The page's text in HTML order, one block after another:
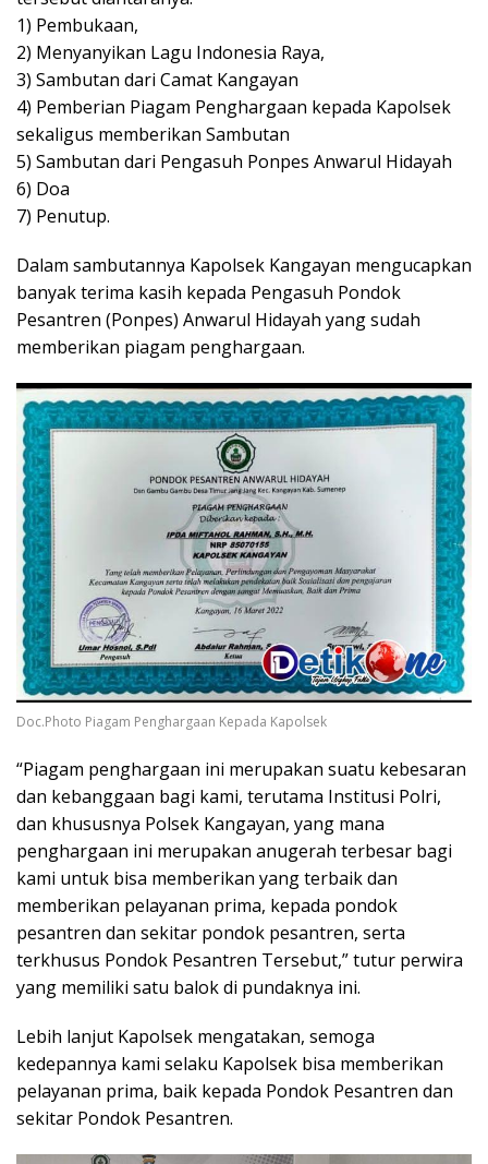
1) Pembukaan,
2) Menyanyikan Lagu Indonesia Raya,
3) Sambutan dari Camat Kangayan
4) Pemberian Piagam Penghargaan kepada Kapolsek
sekaligus memberikan Sambutan
5) Sambutan dari Pengasuh Ponpes Anwarul Hidayah
6) Doa
7) Penutup.
Dalam sambutannya Kapolsek Kangayan mengucapkan
banyak terima kasih kepada Pengasuh Pondok
Pesantren (Ponpes) Anwarul Hidayah yang sudah
memberikan piagam penghargaan.
Doc.Photo Piagam Penghargaan Kepada Kapolsek
“Piagam penghargaan ini merupakan suatu kebesaran
dan kebanggaan bagi kami, terutama Institusi Polri,
dan khususnya Polsek Kangayan, yang mana
penghargaan ini merupakan anugerah terbesar bagi
kami untuk bisa memberikan yang terbaik dan
memberikan pelayanan prima, kepada pondok
pesantren dan sekitar pondok pesantren, serta
terkhusus Pondok Pesantren Tersebut,” tutur perwira
yang memiliki satu balok di pundaknya ini.
Lebih lanjut Kapolsek mengatakan, semoga
kedepannya kami selaku Kapolsek bisa memberikan
pelayanan prima, baik kepada Pondok Pesantren dan
sekitar Pondok Pesantren.